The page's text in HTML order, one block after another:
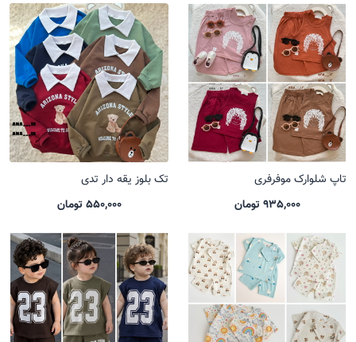
تاپ شلوارک موفرفری
935,000 تومان
تک بلوز یقه دار تدی
550,000 تومان